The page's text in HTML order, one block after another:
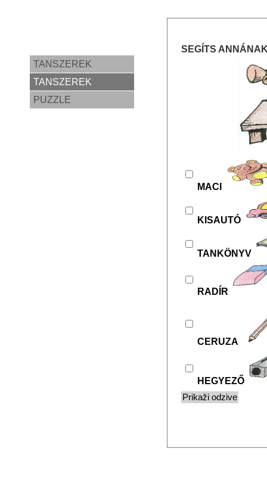
TANSZEREK
TANSZEREK
PUZZLE
SEGÍTS
MACI
KISAUTÓ
TANKÖNYV
RADÍR
CERUZA
HEGYEZŐ